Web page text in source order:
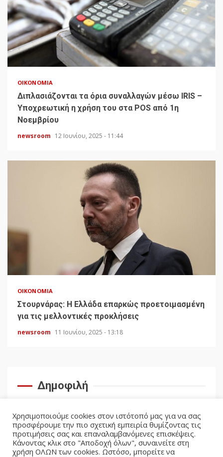
ΟΙΚΟΝΟΜΊΑ
Διπλασιάζονται τα όρια συναλλαγών μέσω IRIS –
Υποχρεωτική η χρήση του στα POS από 1η
Νοεμβρίου
newsroom 12 Ιουνίου, 2025 - 11:44
ΟΙΚΟΝΟΜΊΑ
Στουρνάρας: Η Ελλάδα επαρκώς προετοιμασμένη
για τις μελλοντικές προκλήσεις
newsroom 11 Ιουνίου, 2025 - 13:18
Δημοφιλή
Χρησιμοποιούμε cookies στον ιστότοπό μας για να σας
προσφέρουμε την πιο σχετική εμπειρία θυμίζοντας τις
προτιμήσεις σας και επαναλαμβανόμενες επισκέψεις.
Κάνοντας κλικ στο "Αποδοχή όλων", συναινείτε στη
χρήση ΟΛΩΝ των cookies. Ωστόσο, μπορείτε να